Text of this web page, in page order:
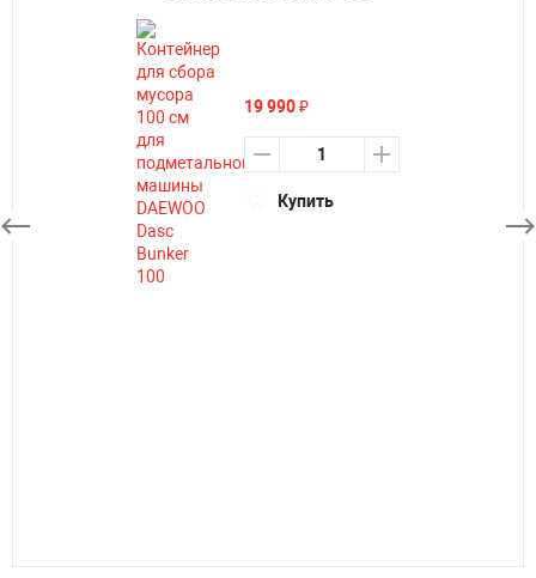
19 990₽
Купить